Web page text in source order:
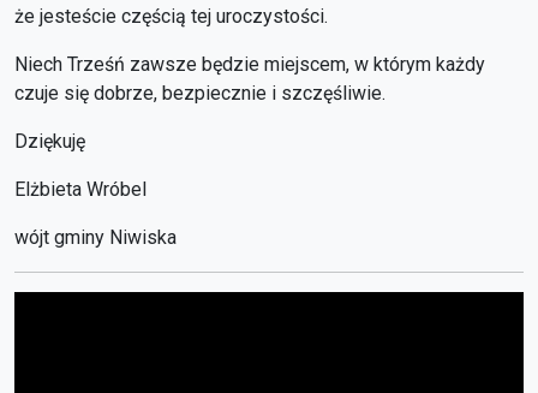
że jesteście częścią tej uroczystości.
Niech Trześń zawsze będzie miejscem, w którym każdy
czuje się dobrze, bezpiecznie i szczęśliwie.
Dziękuję
Elżbieta Wróbel
wójt gminy Niwiska